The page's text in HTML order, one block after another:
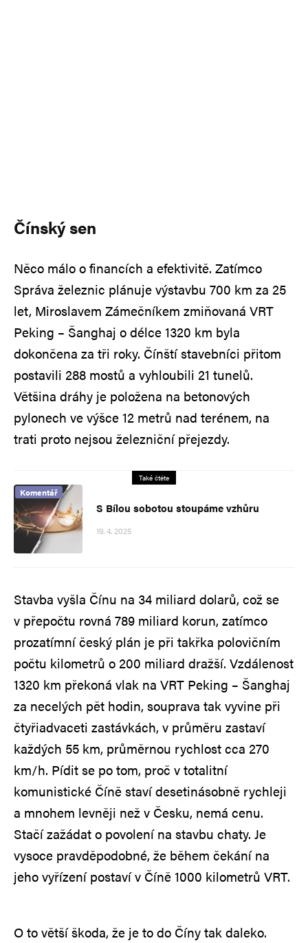
Čínský sen
Něco málo o financích a efektivitě. Zatímco
Správa železnic plánuje výstavbu 700 km za 25
let, Miroslavem Zámečníkem zmiňovaná VRT
Peking – Šanghaj o délce 1320 km byla
dokončena za tři roky. Čínští stavebníci přitom
postavili 288 mostů a vyhloubili 21 tunelů.
Většina dráhy je položena na betonových
pylonech ve výšce 12 metrů nad terénem, na
trati proto nejsou železniční přejezdy.
Také čtěte
Komentář
S Bílou sobotou stoupáme vzhůru
19. 4. 2025
Stavba vyšla Čínu na 34 miliard dolarů, což se
v přepočtu rovná 789 miliard korun, zatímco
prozatímní český plán je při takřka polovičním
počtu kilometrů o 200 miliard dražší. Vzdálenost
1320 km překoná vlak na VRT Peking – Šanghaj
za necelých pět hodin, souprava tak vyvine při
čtyřiadvaceti zastávkách, v průměru zastaví
každých 55 km, průměrnou rychlost cca 270
km/h. Pídit se po tom, proč v totalitní
komunistické Číně staví desetinásobně rychleji
a mnohem levněji než v Česku, nemá cenu.
Stačí zažádat o povolení na stavbu chaty. Je
vysoce pravděpodobné, že během čekání na
jeho vyřízení postaví v Číně 1000 kilometrů VRT.
O to větší škoda, že je to do Číny tak daleko.